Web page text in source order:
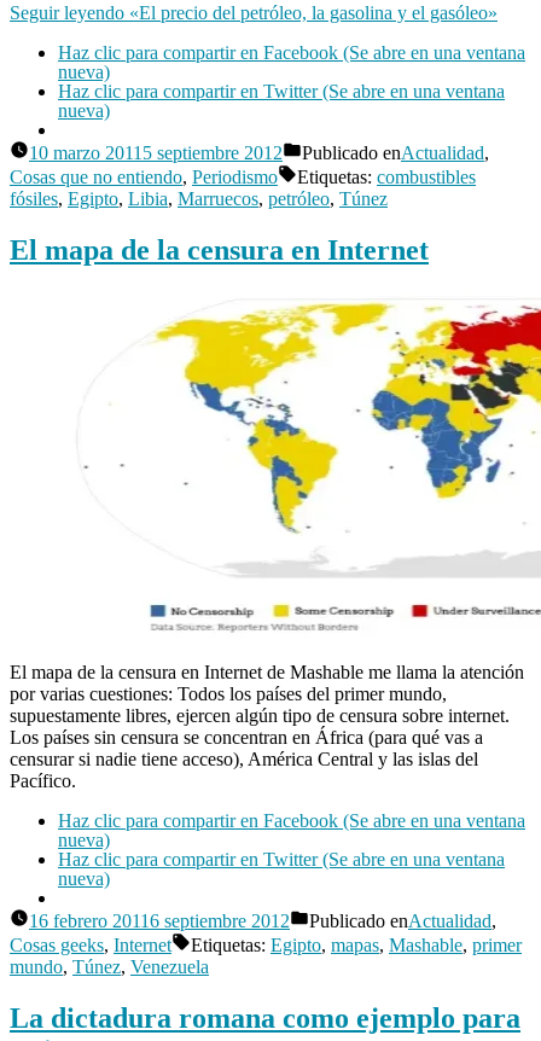
Angry
Seguir leyendo «El precio del petróleo, la gasolina y el gasóleo»
Haz clic para compartir en Facebook (Se abre en una ventana
nueva)
Haz clic para compartir en Twitter (Se abre en una ventana
nueva)
Publicado
porManuel
Álvarez
10 marzo 2011 5 septiembre 2012 Publicado enActualidad,
Cosas que no entiendo, Periodismo Etiquetas: combustibles
fósiles, Egipto, Libia, Marruecos, petróleo, Túnez
un
comentario
El
precio
del
petróleo,
la
gasolina
el
gasóleo
El mapa de la censura en Internet
El mapa de la censura en Internet de Mashable me llama la atención
por varias cuestiones: Todos los países del primer mundo,
supuestamente libres, ejercen algún tipo de censura sobre internet.
Los países sin censura se concentran en África (para qué vas a
censurar si nadie tiene acceso), América Central y las islas del
Pacífico.
Haz clic para compartir en Facebook (Se abre en una ventana
nueva)
Haz clic para compartir en Twitter (Se abre en una ventana
nueva)
Publicado
porManuel
Álvarez
16 febrero 20116 septiembre 2012 Publicado enActualidad,
Cosas geeks, Internet Etiquetas: Egipto, mapas, Mashable, primer
mundo, Túnez, Venezuela
un
comentario
La dictadura romana como ejemplo para